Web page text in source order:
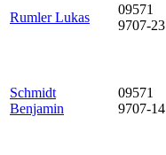
Rumler Lukas
09571
9707-23
Schmidt
Benjamin
09571
9707-14